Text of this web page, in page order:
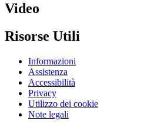
Video
Risorse Utili
Informazioni
Assistenza
Accessibilità
Privacy
Utilizzo dei cookie
Note legali